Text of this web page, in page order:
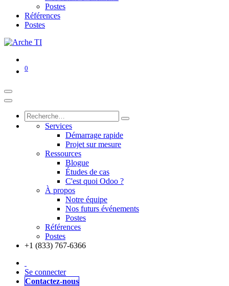
Postes
Références
Postes
0
Services
Démarrage rapide
Projet sur mesure
Ressources
Blogue
Études de cas
C'est quoi Odoo ?
À propos
Notre équipe
Nos futurs événements
Postes
Références
Postes
+1 (833) 767-6366
Se connecter
Contactez-nous